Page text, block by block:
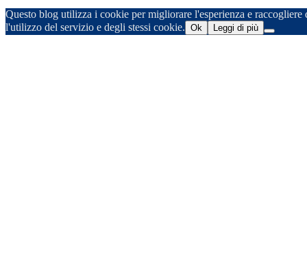
Questo blog utilizza i cookie per migliorare l'esperienza e
l'utilizzo del servizio e degli stessi cookie. Ok Leggi di più